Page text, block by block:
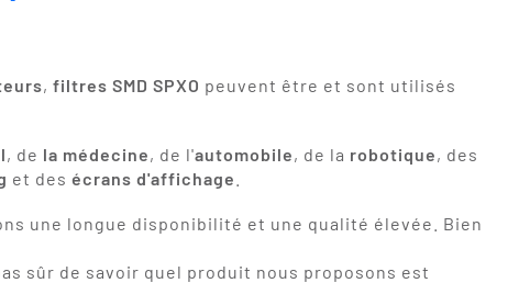
,filtres SMD SPXO peuvent être et sont utilisés
, de la médecine, de l'automobile, de la robotique, des
et desécrans d'affichage
une longue disponibilité et une qualité élevée. Bien
sûr de savoir quel produit nous proposons est